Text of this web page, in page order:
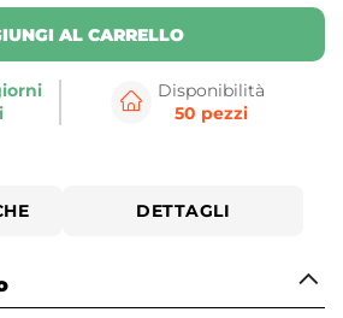
AL CARRELLO
Disponibilità
50 pezzi
DETTAGLI